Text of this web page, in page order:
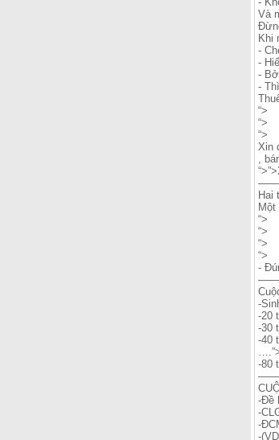
Và
Khi
-
-
-
-
“>
“>
“>
Xin
,
Hai
Một
“>
“>
“>
“>
-
-
-20
-30
-40
-80
-Đề
-
-
-